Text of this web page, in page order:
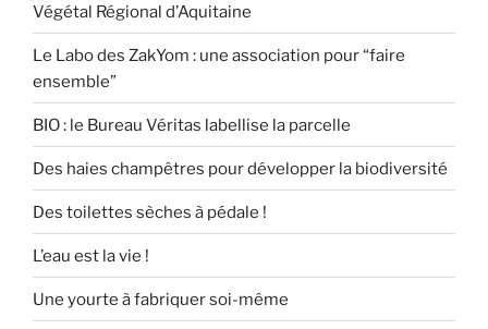
Végétal Régional d’Aquitaine
Le Labo des ZakYom : une association pour “faire
ensemble”
BIO : le Bureau Véritas labellise la parcelle
Des haies champêtres pour développer la biodiversité
Des toilettes sèches à pédale !
L’eau est la vie !
Une yourte à fabriquer soi-même